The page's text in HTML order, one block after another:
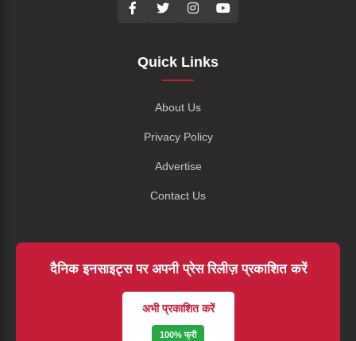
Quick Links
About Us
Privacy Policy
Advertise
Contact Us
दैनिक इनसाइट्स पर अपनी प्रेस रिलीज़ प्रकाशित करें
अभी प्रकाशित करें
100% फ्री